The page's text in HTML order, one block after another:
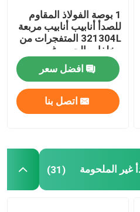
1 بوصة الفولاذ المقاوم
للصدأ أنابيب أنابيب مربعة
321304L المتفجرات من
مخلفات الحرب غير
الملحومة 316l 310s 0.4
مم
افضل سعر
اتصل بنا
غير الملحومة (31)